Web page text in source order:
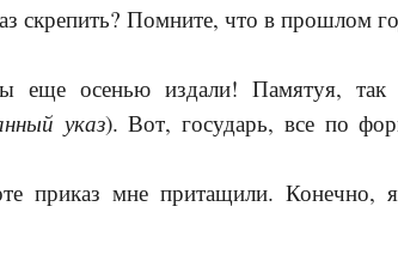
скрепить? Помните, что в прошлом
еще осенью издали! Памятуя,
указ). Вот, государь, все по
приказ мне притащили. Конечно,